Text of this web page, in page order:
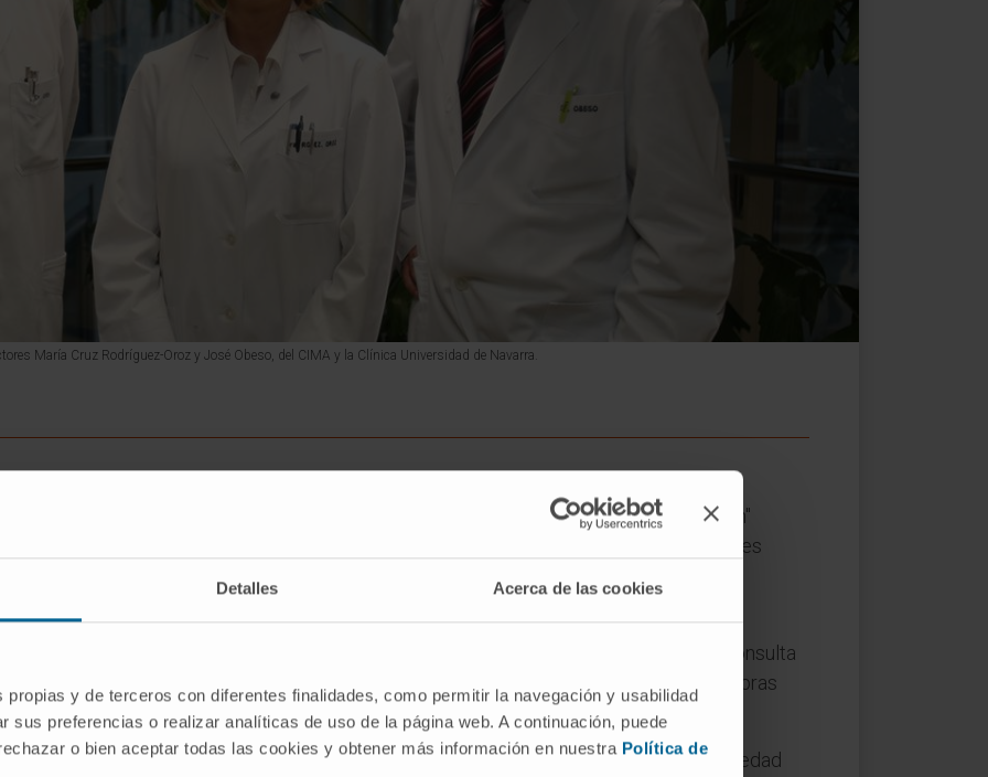
Detalles Acerca de las cookies
propias y de terceros con diferentes finalidades, como permitir la navegación y usabilidad
sus preferencias o realizar analíticas de uso de la página web. A continuación, puede
o bien aceptar todas las cookies y obtener más información en nuestra Política de
María Cruz Rodríguez-Oroz y José Obeso, del CIMA y la Clínica Universidad de Navarra.
los trastornos psiquiátricos que afectan a más de la mitad de los pacientes
en el III Simposio sobre "Trastornos cognitivos en la enfermedad de Parkinson"
(CIMA) de la Universidad de Navarra. Neurólogos de varios países
los doctores María Cruz Rodríguez-Oroz y José Obeso, del CIMA y la
del control de los impulsos asociado al Parkinson, y de creciente frecuencia en la consulta
psiquiátrica adicional de la enfermedad que se muestra en el juego o las compras
entre otros.
University de Grenoble, recordó que el Parkinson "es mucho más que una enfermedad